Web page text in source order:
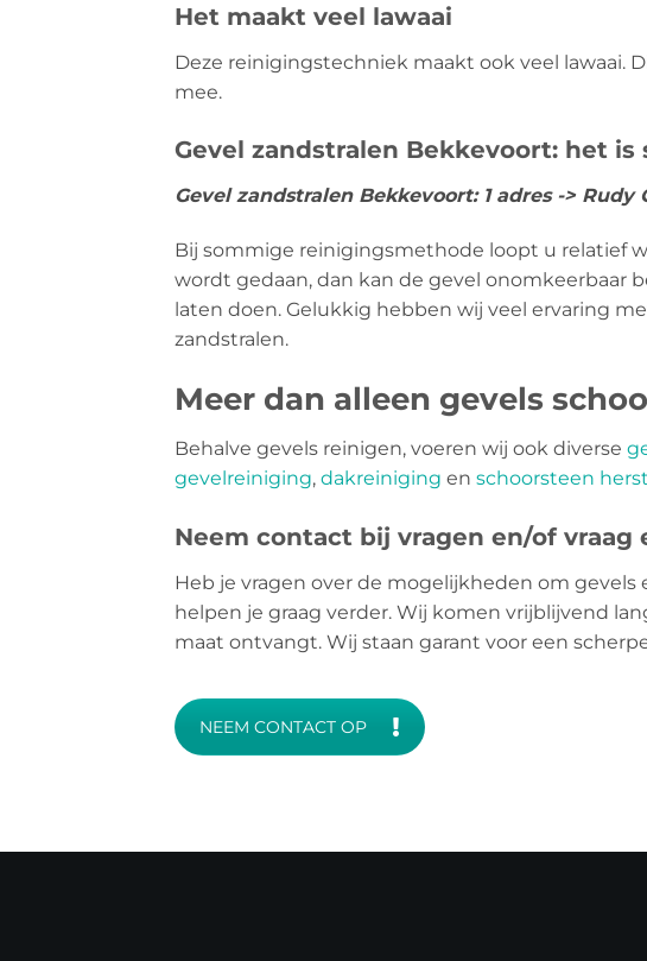
Het maakt veel lawaai
Deze reinigingstechniek maakt ook veel lawaai.
mee.
Gevel zandstralen Bekkevoort: het
Gevel zandstralen Bekkevoort: 1 adres -> Rudy
Bij sommige reinigingsmethode loopt u relatief
wordt gedaan, dan kan de gevel onomkeerbaar
laten doen. Gelukkig hebben wij veel ervaring
zandstralen.
Meer dan alleen gevels
Behalve gevels reinigen, voeren wij ook diverse
gevelreiniging, dakreiniging en schoorsteen
Neem contact bij vragen en/of
Heb je vragen over de mogelijkheden om
helpen je graag verder. Wij komen vrijblijvend
maat ontvangt. Wij staan garant voor een
NEEM CONTACT OP